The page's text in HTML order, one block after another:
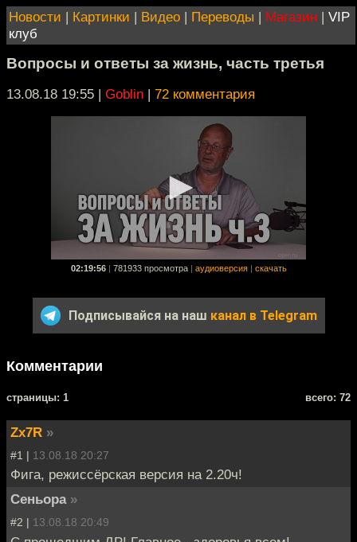
Новости | Картинки | Видео | Переводы | Магазин | VIP
клуб
Вопросы и ответы за жизнь, часть третья
13.08.18 19:55 | Goblin | 72 комментария
02:19:56 781933 просмотра аудиоверсия скачать
Подписывайся на наш канал в Telegram
Комментарии
cтраницы: 1 всего: 72
Zx7R »
#1 | 13.08.18 20:27
Фига, режиссёрская версия на 2.20ч!
Сеньора »
#2 | 13.08.18 20:49